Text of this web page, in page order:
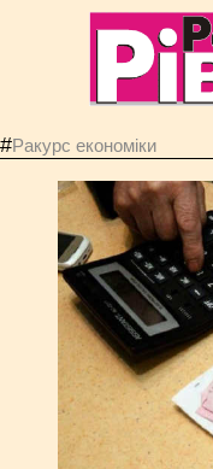
#Ракурс економiки